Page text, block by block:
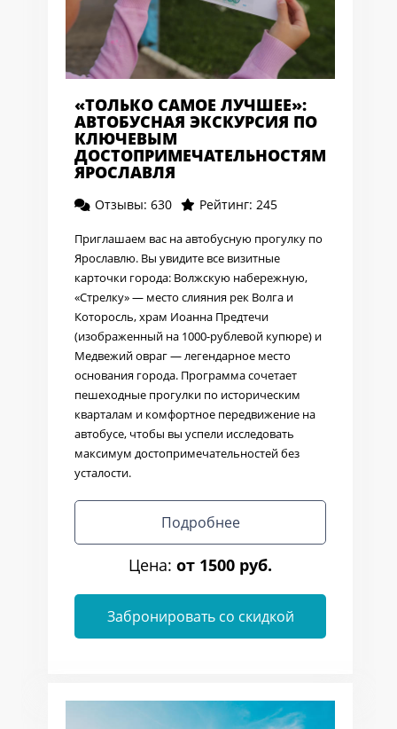
«ТОЛЬКО САМОЕ ЛУЧШЕЕ»:
АВТОБУСНАЯ ЭКСКУРСИЯ ПО
КЛЮЧЕВЫМ
ДОСТОПРИМЕЧАТЕЛЬНОСТЯМ
ЯРОСЛАВЛЯ
Отзывы: 630 Рейтинг: 245
Приглашаем вас на автобусную прогулку по
Ярославлю. Вы увидите все визитные
карточки города: Волжскую набережную,
«Стрелку» — место слияния рек Волга и
Которосль, храм Иоанна Предтечи
(изображенный на 1000-рублевой купюре) и
Медвежий овраг — легендарное место
основания города. Программа сочетает
пешеходные прогулки по историческим
кварталам и комфортное передвижение на
автобусе, чтобы вы успели исследовать
максимум достопримечательностей без
усталости.
Подробнее
Цена: от 1500 руб.
Забронировать со скидкой